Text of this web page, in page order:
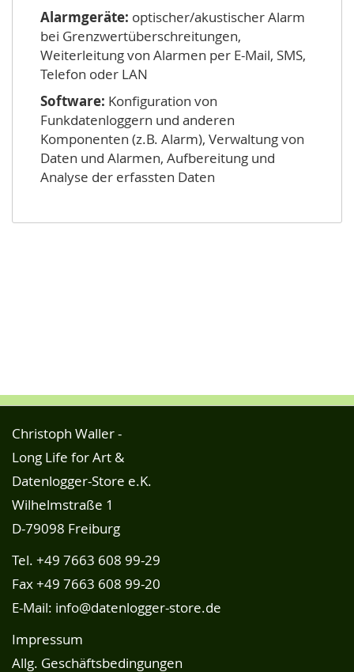
Alarmgeräte: optischer/akustischer Alarm
bei Grenzwertüberschreitungen,
Weiterleitung von Alarmen per E-Mail, SMS,
Telefon oder LAN
Software: Konfiguration von
Funkdatenloggern und anderen
Komponenten (z.B. Alarm), Verwaltung von
Daten und Alarmen, Aufbereitung und
Analyse der erfassten Daten
Christoph Waller -
Long Life for Art &
Datenlogger-Store e.K.
Wilhelmstraße 1
D-79098 Freiburg
Tel. +49 7663 608 99-29
Fax +49 7663 608 99-20
E-Mail: info@datenlogger-store.de
Impressum
Allg. Geschäftsbedingungen